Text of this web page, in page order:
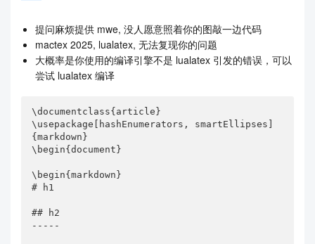
提问麻烦提供 mwe, 没人愿意照着你的图敲一边代码
mactex 2025, lualatex, 无法复现你的问题
大概率是你使用的编译引擎不是 lualatex 引发的错误，可以
尝试 lualatex 编译
\documentclass{article}
\usepackage[hashEnumerators, smartEllipses]
{markdown}
\begin{document}
\begin{markdown}
# h1
## h2
-----